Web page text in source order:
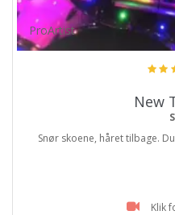
ProArtist
New
Snør skoene, håret tilbage.
Klik